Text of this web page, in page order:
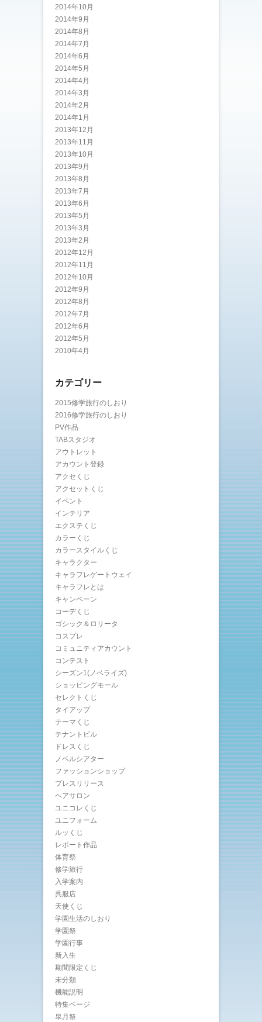
2014年10月
2014年9月
2014年8月
2014年7月
2014年6月
2014年5月
2014年4月
2014年3月
2014年2月
2014年1月
2013年12月
2013年11月
2013年10月
2013年9月
2013年8月
2013年7月
2013年6月
2013年5月
2013年3月
2013年2月
2012年12月
2012年11月
2012年10月
2012年9月
2012年8月
2012年7月
2012年6月
2012年5月
2010年4月
カテゴリー
2015修学旅行のしおり
2016修学旅行のしおり
PV作品
TABスタジオ
アウトレット
アカウント登録
アクセくじ
アクセットくじ
イベント
インテリア
エクステくじ
カラーくじ
カラースタイルくじ
キャラクター
キャラフレゲートウェイ
キャラフレとは
キャンペーン
コーデくじ
ゴシック＆ロリータ
コスプレ
コミュニティアカウント
コンテスト
シーズン1(ノベライズ)
ショッピングモール
セレクトくじ
タイアップ
テーマくじ
テナントビル
ドレスくじ
ノベルシアター
ファッションショップ
プレスリリース
ヘアサロン
ユニコレくじ
ユニフォーム
ルッくじ
レポート作品
体育祭
修学旅行
入学案内
呉服店
天使くじ
学園生活のしおり
学園祭
学園行事
新入生
期間限定くじ
未分類
機能説明
特集ページ
皐月祭